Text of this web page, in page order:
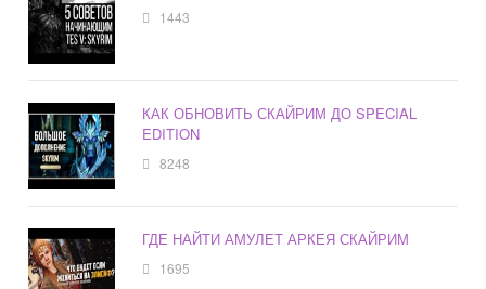
1443
КАК ОБНОВИТЬ СКАЙРИМ ДО SPECIAL
EDITION
8248
ГДЕ НАЙТИ АМУЛЕТ АРКЕЯ СКАЙРИМ
1695